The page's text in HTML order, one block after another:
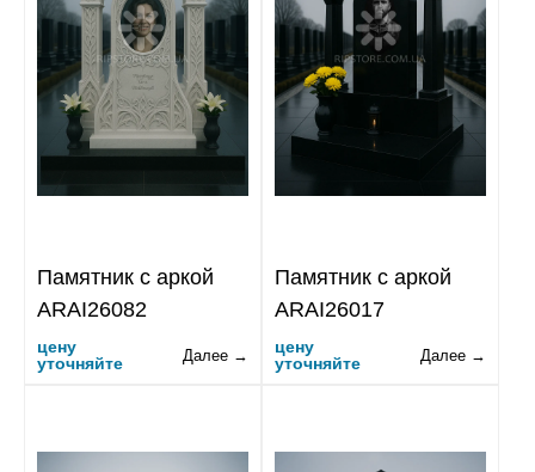
Памятник с аркой
ARAI26082
цену
уточняйте
Далее →
Памятник с аркой
ARAI26017
цену
уточняйте
Далее →